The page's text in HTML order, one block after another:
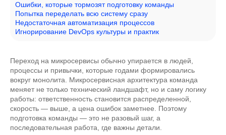
Ошибки, которые тормозят подготовку команды
Попытка переделать всю систему сразу
Недостаточная автоматизация процессов
Игнорирование DevOps культуры и практик
Переход на микросервисы обычно упирается в людей,
процессы и привычки, которые годами формировались
вокруг монолита. Микросервисная архитектура команда
меняет не только технический ландшафт, но и саму логику
работы: ответственность становится распределенной,
скорость — выше, а цена ошибок заметнее. Поэтому
подготовка команды — это не разовый шаг, а
последовательная работа, где важны детали.